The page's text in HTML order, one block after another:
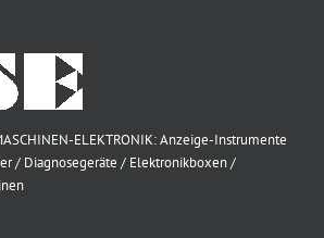
ELEKTRONIK: Anzeige-Instrumente
/ Diagnosegeräte / Elektronikboxen /